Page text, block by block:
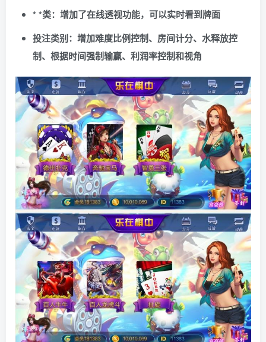
* *类：增加了在线透视功能，可以实时看到牌面
投注类别：增加难度比例控制、房间计分、水释放控
制、根据时间强制输赢、利润率控制和视角